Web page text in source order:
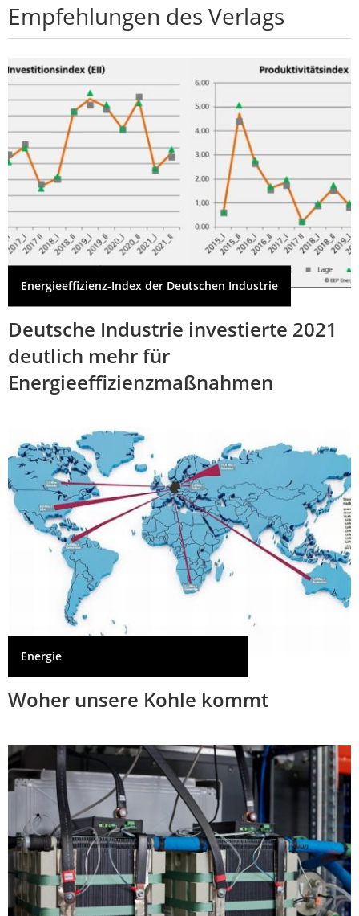
Empfehlungen des Verlags
Energieeffizienz-Index der Deutschen Industrie
Deutsche Industrie investierte 2021
deutlich mehr für
Energieeffizienzmaßnahmen
Energie
Woher unsere Kohle kommt